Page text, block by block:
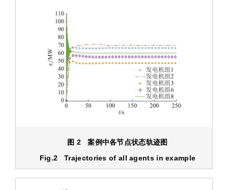
图 2 案例中各节点状态轨迹图
Fig.2 Trajectories of all agents in example